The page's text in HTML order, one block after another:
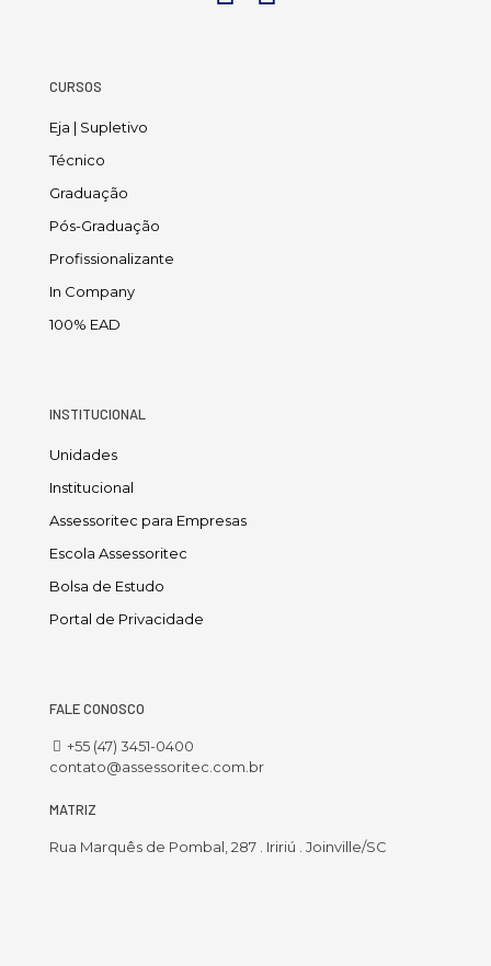
CURSOS
Eja | Supletivo
Técnico
Graduação
Pós-Graduação
Profissionalizante
In Company
100% EAD
INSTITUCIONAL
Unidades
Institucional
Assessoritec para Empresas
Escola Assessoritec
Bolsa de Estudo
Portal de Privacidade
FALE CONOSCO
+55 (47) 3451-0400
contato@assessoritec.com.br
MATRIZ
Rua Marquês de Pombal, 287 . Iririú . Joinville/SC